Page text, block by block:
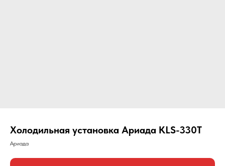
Холодильная установка Ариада KLS-330T
Ариада